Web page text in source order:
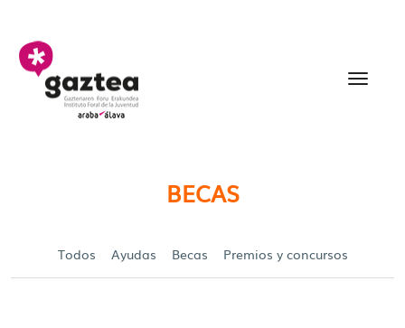
Saltar al contenido principal
BECAS
Todos Ayudas Becas Premios y concursos